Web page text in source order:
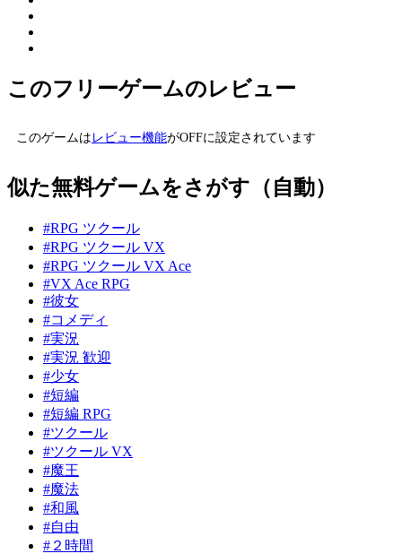
このフリーゲームのレビュー
このゲームは レビュー機能がOFFに設定されています
似た無料ゲームをさがす（自動）
#RPG ツクール
#RPG ツクール VX
#RPG ツクール VX Ace
#VX Ace RPG
#彼女
#コメディ
#実況
#実況 歓迎
#少女
#短編
#短編 RPG
#ツクール
#ツクール VX
#魔王
#魔法
#和風
#自由
#２時間